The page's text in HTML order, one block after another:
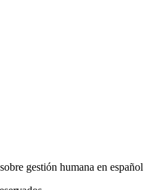
gestión humana en español